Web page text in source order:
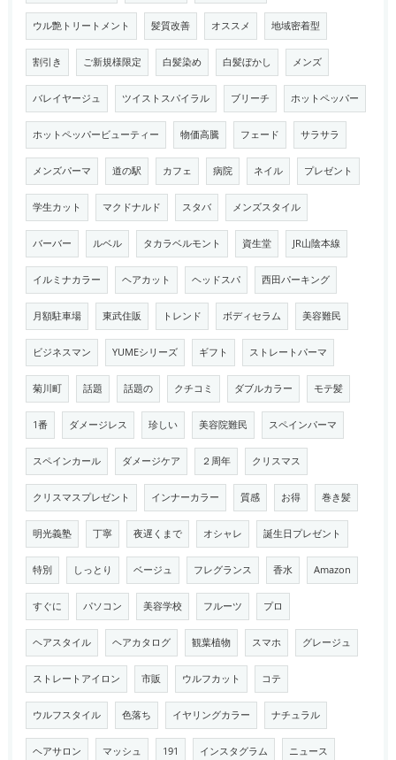
ウル艶トリートメント 髪質改善 オススメ 地域密着型
割引き ご新規様限定 白髪染め 白髪ぼかし メンズ
バレイヤージュ ツイストスパイラル ブリーチ ホットペッパー
ホットペッパービューティー 物価高騰 フェード サラサラ
メンズパーマ 道の駅 カフェ 病院 ネイル プレゼント
学生カット マクドナルド スタバ メンズスタイル
バーバー ルベル タカラベルモント 資生堂 JR山陰本線
イルミナカラー ヘアカット ヘッドスパ 西田パーキング
月額駐車場 東武住販 トレンド ボディセラム 美容難民
ビジネスマン YUMEシリーズ ギフト ストレートパーマ
菊川町 話題 話題の クチコミ ダブルカラー モテ髪
1番 ダメージレス 珍しい 美容院難民 スペインパーマ
スペインカール ダメージケア ２周年 クリスマス
クリスマスプレゼント インナーカラー 質感 お得 巻き髪
明光義塾 丁寧 夜遅くまで オシャレ 誕生日プレゼント
特別 しっとり ベージュ フレグランス 香水 Amazon
すぐに パソコン 美容学校 フルーツ プロ
ヘアスタイル ヘアカタログ 観葉植物 スマホ グレージュ
ストレートアイロン 市販 ウルフカット コテ
ウルフスタイル 色落ち イヤリングカラー ナチュラル
ヘアサロン マッシュ 191 インスタグラム ニュース